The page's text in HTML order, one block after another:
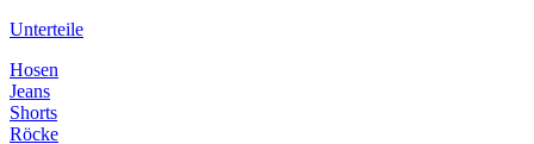
Unterteile
Hosen
Jeans
Shorts
Röcke